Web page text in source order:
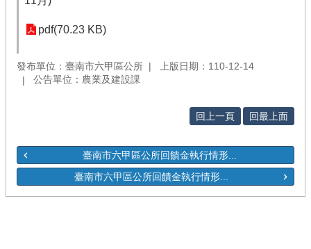
pdf(70.23 KB)
發布單位：臺南市六甲區公所
上版日期：110-12-14
公告單位：農業及建設課
回上一頁 回最上面
臺南市六甲區公所回饋金執行情形...
臺南市六甲區公所回饋金執行情形...